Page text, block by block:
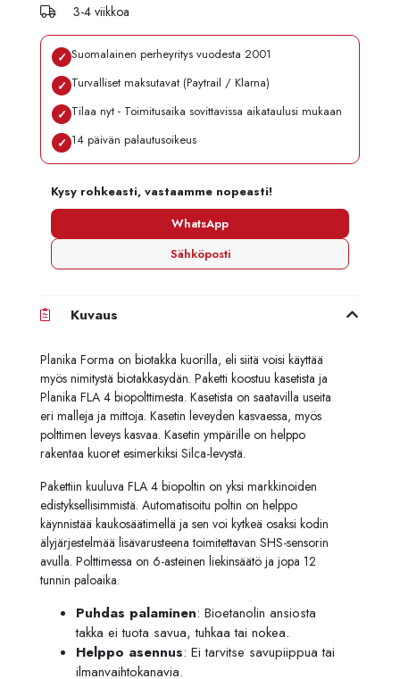
3-4 viikkoa
✓ Suomalainen perheyritys vuodesta 2001
✓ Turvalliset maksutavat (Paytrail / Klarna)
✓ Tilaa nyt - Toimitusaika sovittavissa aikataulusi mukaan
✓ 14 päivän palautusoikeus
Kysy rohkeasti, vastaamme nopeasti!
WhatsApp
Sähköposti
Kuvaus
Planika Forma on biotakka kuorilla, eli siitä voisi käyttää
myös nimitystä biotakkasydän. Paketti koostuu kasetista ja
Planika FLA 4 biopolttimesta. Kasetista on saatavilla useita
eri malleja ja mittoja. Kasetin leveyden kasvaessa, myös
polttimen leveys kasvaa. Kasetin ympärille on helppo
rakentaa kuoret esimerkiksi Silca-levystä.
Pakettiin kuuluva FLA 4 biopoltin on yksi markkinoiden
edistyksellisimmistä. Automatisoitu poltin on helppo
käynnistää kaukosäätimellä ja sen voi kytkeä osaksi kodin
älyjärjestelmää lisävarusteena toimitettavan SHS-sensorin
avulla. Polttimessa on 6-asteinen liekinsäätö ja jopa 12
tunnin paloaika.
Puhdas palaminen: Bioetanolin ansiosta
takka ei tuota savua, tuhkaa tai nokea.
Helppo asennus: Ei tarvitse savupiippua tai
ilmanvaihtokanavia.